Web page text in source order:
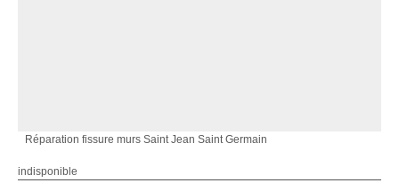
Réparation fissure murs Saint Jean Saint Germain
indisponible